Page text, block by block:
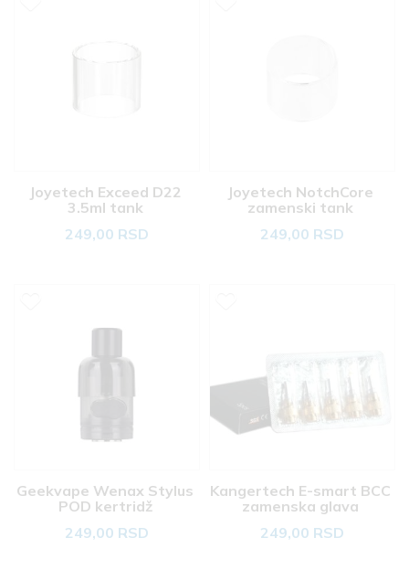
Joyetech Exceed D22
3.5ml tank
249,00 RSD
Joyetech NotchCore
zamenski tank
249,00 RSD
Geekvape Wenax Stylus
POD kertridž
249,00 RSD
Kangertech E-smart BCC
zamenska glava
249,00 RSD